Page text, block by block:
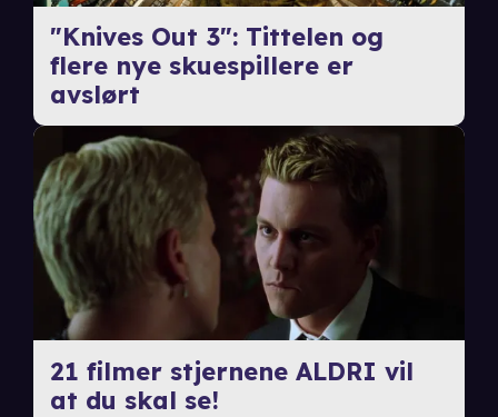
"Knives Out 3": Tittelen og
flere nye skuespillere er
avslørt
21 filmer stjernene ALDRI vil
at du skal se!